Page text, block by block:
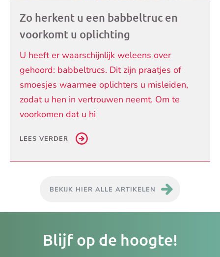
Zo herkent u een babbeltruc en
voorkomt u oplichting
U heeft er waarschijnlijk weleens over
gehoord: babbeltrucs. Dit zijn praatjes of
smoesjes waarmee oplichters u misleiden,
zodat u hen in vertrouwen neemt. Om te
voorkomen dat u hi
LEES VERDER
BEKIJK HIER ALLE ARTIKELEN
Blijf op de hoogte!